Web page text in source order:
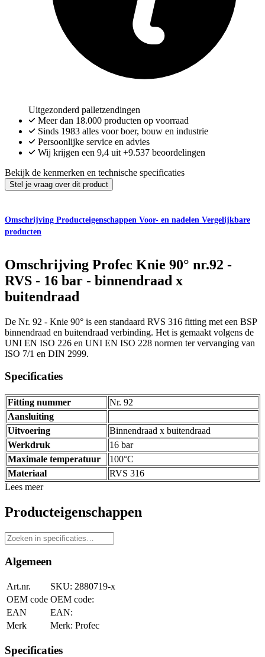
Uitgezonderd palletzendingen
Meer dan 18.000 producten op voorraad
Sinds 1983 alles voor boer, bouw en industrie
Persoonlijke service en advies
Wij krijgen een 9,4 uit +9.537 beoordelingen
Bekijk de kenmerken en technische specificaties
Stel je vraag over dit product
Omschrijving Producteigenschappen Voor- en nadelen Vergelijkbare
producten
Omschrijving Profec Knie 90° nr.92 -
RVS - 16 bar - binnendraad x
buitendraad
De Nr. 92 - Knie 90° is een standaard RVS 316 fitting met een BSP
binnendraad en buitendraad verbinding. Het is gemaakt volgens de
UNI EN ISO 226 en UNI EN ISO 228 normen ter vervanging van
ISO 7/1 en DIN 2999.
Specificaties
Fitting nummer
Nr. 92
Aansluiting
Uitvoering
Binnendraad x buitendraad
Werkdruk
16 bar
Maximale temperatuur
100°C
Materiaal
RVS 316
Lees meer
Producteigenschappen
Algemeen
Art.nr.
2880719-x
OEM code
EAN
Merk
Profec
Specificaties